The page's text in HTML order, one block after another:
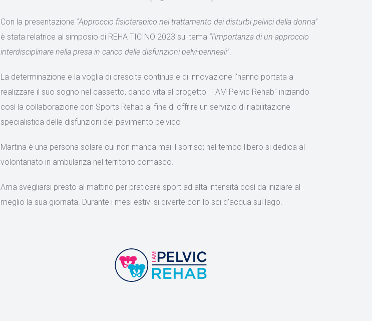
Con la presentazione “Approccio fisioterapico nel trattamento dei disturbi pelvici della donna”
è stata relatrice al simposio di REHA TICINO 2023 sul tema “l'importanza di un approccio
interdisciplinare nella presa in carico delle disfunzioni pelvi-perineali”.
La determinazione e la voglia di crescita continua e di innovazione l'hanno portata a
realizzare il suo sogno nel cassetto, dando vita al progetto "I AM Pelvic Rehab" iniziando
così la collaborazione con Sports Rehab al fine di offrire un servizio di riabilitazione
specialistica delle disfunzioni del pavimento pelvico
Martina è una persona solare cui non manca mai il sorriso; nel tempo libero si dedica al
volontariato in ambulanza nel territorio comasco.
Ama svegliarsi presto al mattino per praticare sport ad alta intensità così da iniziare al
meglio la sua giornata. Durante i mesi estivi si diverte con lo sci d'acqua sul lago.